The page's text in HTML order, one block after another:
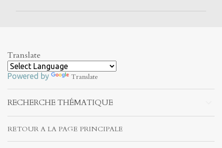
t
a
i
r
e
s
Translate
Powered by Translate
RECHERCHE THÉMATIQUE
RETOUR A LA PAGE PRINCIPALE